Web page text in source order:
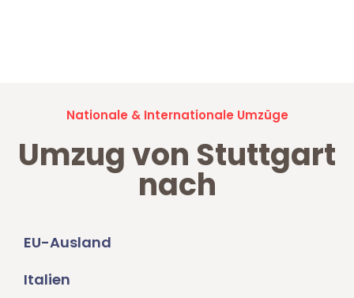
Nationale & Internationale Umzüge
Umzug von Stuttgart
nach
EU-Ausland
Italien